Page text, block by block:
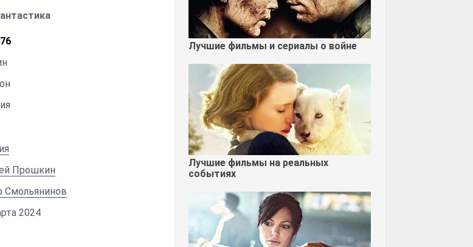
Прошкин
Смольянинов
2024
Лучшие фильмы и сериалы о войне
Лучшие фильмы на реальных
событиях